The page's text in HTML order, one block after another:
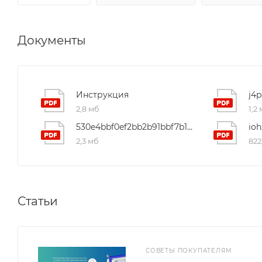
Документы
Инструкция
2,8 мб 1,2
530e4bbf0ef2bb2b91bbf7b144528fd2
2,3 мб
Статьи
СОВЕТЫ ПОКУПАТЕЛЯМ